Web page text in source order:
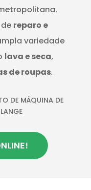
reparo e
variedade
lava e seca,
de roupas.
DE MÁQUINA DE